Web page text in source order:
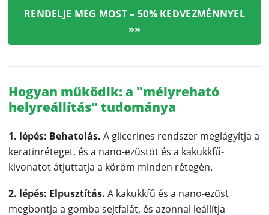
RENDELJE MEG MOST – 50% KEDVEZMÉNNYEL
»»
Hogyan működik: a "mélyreható
helyreállítás" tudománya
1. lépés: Behatolás. A glicerines rendszer meglágyítja a
keratinréteget, és a nano-ezüstöt és a kakukkfű-
kivonatot átjuttatja a köröm minden rétegén.
2. lépés: Elpusztítás. A kakukkfű és a nano-ezüst
megbontja a gomba sejtfalát, és azonnal leállítja